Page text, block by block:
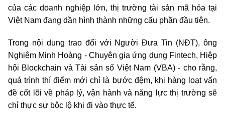
của các doanh nghiệp lớn, thị trường tài sản mã hóa tại
Việt Nam đang dần hình thành những cấu phần đầu tiên.
Trong nội dung trao đổi với Người Đưa Tin (NĐT), ông
Nghiêm Minh Hoàng - Chuyên gia ứng dụng Fintech, Hiệp
hội Blockchain và Tài sản số Việt Nam (VBA) - cho rằng,
quá trình thí điểm mới chỉ là bước đệm, khi hàng loạt vấn
đề cốt lõi về pháp lý, vận hành và năng lực thị trường sẽ
chỉ thực sự bộc lộ khi đi vào thực tế.